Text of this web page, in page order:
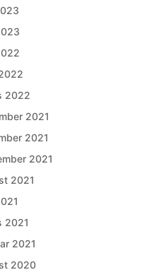
2022
2021
2021
2021
2021
2021
2021
2020